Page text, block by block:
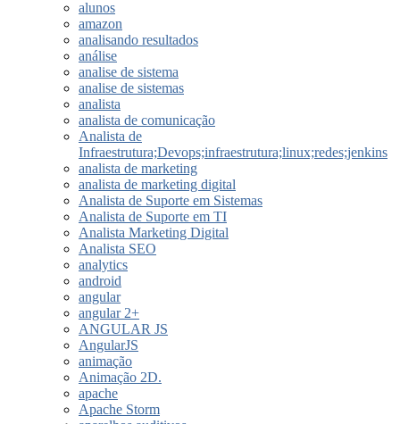
alunos
amazon
analisando resultados
análise
analise de sistema
analise de sistemas
analista
analista de comunicação
Analista de
Infraestrutura;Devops;infraestrutura;linux;redes;jenkins
analista de marketing
analista de marketing digital
Analista de Suporte em Sistemas
Analista de Suporte em TI
Analista Marketing Digital
Analista SEO
analytics
android
angular
angular 2+
ANGULAR JS
AngularJS
animação
Animação 2D.
apache
Apache Storm